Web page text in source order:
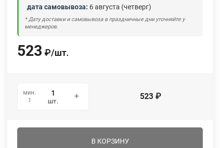
дата самовывоза: 6 августа (четверг)
* Дату доставки и самовывоза в праздничные дни уточняйте у
менеджеров.
523 ₽/шт.
мин.
1
шт. 523 ₽
В КОРЗИНУ